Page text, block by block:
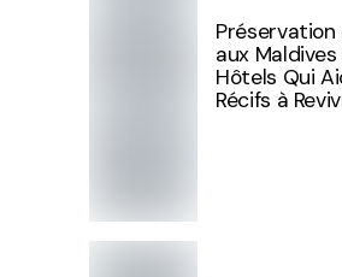
aux Maldives
Hôtels Qui
Récifs à